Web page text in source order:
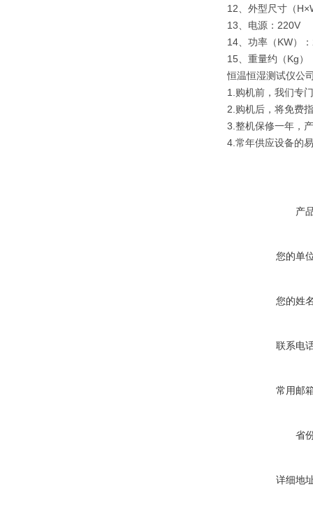
12、外型尺寸（
13、电源：220V
14、功率（KW）
15、重量约（Kg）
恒温恒湿测试仪公
1.购机前，我们专
2.购机后，将免费
3.整机保修一年，
4.常年供应设备的
产
您的单
您的姓
联系电
常用邮
省
详细地